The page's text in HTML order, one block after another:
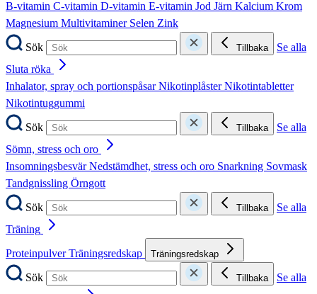
B-vitamin C-vitamin D-vitamin E-vitamin Jod Järn Kalcium Krom
Magnesium Multivitaminer Selen Zink
Sök
Tillbaka
Se alla
Sluta röka
Inhalator, spray och portionspåsarNikotinplåsterNikotintabletter
Nikotintuggummi
Sök
Tillbaka
Se alla
Sömn, stress och oro
InsomningsbesvärNedstämdhet, stress och oro Snarkning Sovmask
Tandgnissling Örngott
Sök
Tillbaka
Se alla
Träning
ProteinpulverTräningsredskap Träningsredskap
Sök Tillbaka
Se alla